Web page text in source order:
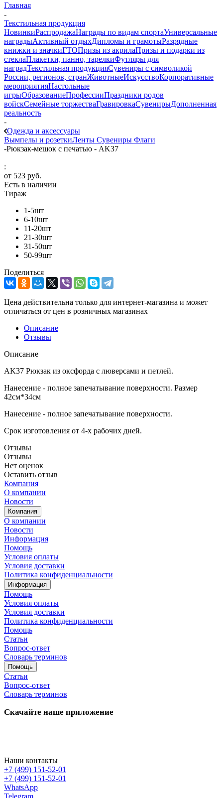
Главная
-
Текстильная продукция
НовинкиРаспродажаНаграды по видам спортаУниверсальные
наградыАктивный отдыхДипломы и грамотыРазрядные
книжки и значкиГТОПризы из акрилаПризы и подарки из
стеклаПлакетки, панно, тарелкиФутляры для
наградТекстильная продукцияСувениры с символикой
России, регионов, странЖивотныеИскусствоКорпоративные
мероприятияНастольные
игрыОбразованиеПрофессииПраздники родов
войскСемейные торжестваГравировкаСувенирыДополненная
реальность
-
Одежда и аксессуары
Вымпелы и розеткиЛенты Сувениры Флаги
-Рюкзак-мешок с печатью - AK37
:
от 523 руб.
Есть в наличии
Тираж
1-5шт
6-10шт
11-20шт
21-30шт
31-50шт
50-99шт
Поделиться
Цена действительна только для интернет-магазина и может
отличаться от цен в розничных магазинах
Описание
Отзывы
Описание
AK37 Рюкзак из оксфорда с люверсами и петлей.
Нанесение - полное запечатывание поверхности. Размер
42см*34см
Нанесение - полное запечатывание поверхности.
Срок изготовления от 4-х рабочих дней.
Отзывы
Отзывы
Нет оценок
Оставить отзыв
Компания
О компании
Новости
Компания
О компании
Новости
Информация
Помощь
Условия оплаты
Условия доставки
Политика конфиденциальности
Информация
Помощь
Условия оплаты
Условия доставки
Политика конфиденциальности
Помощь
Статьи
Вопрос-ответ
Словарь терминов
Помощь
Статьи
Вопрос-ответ
Словарь терминов
Скачайте наше приложение
Наши контакты
+7 (499) 151-52-01
+7 (499) 151-52-01
WhatsApp
Telegram